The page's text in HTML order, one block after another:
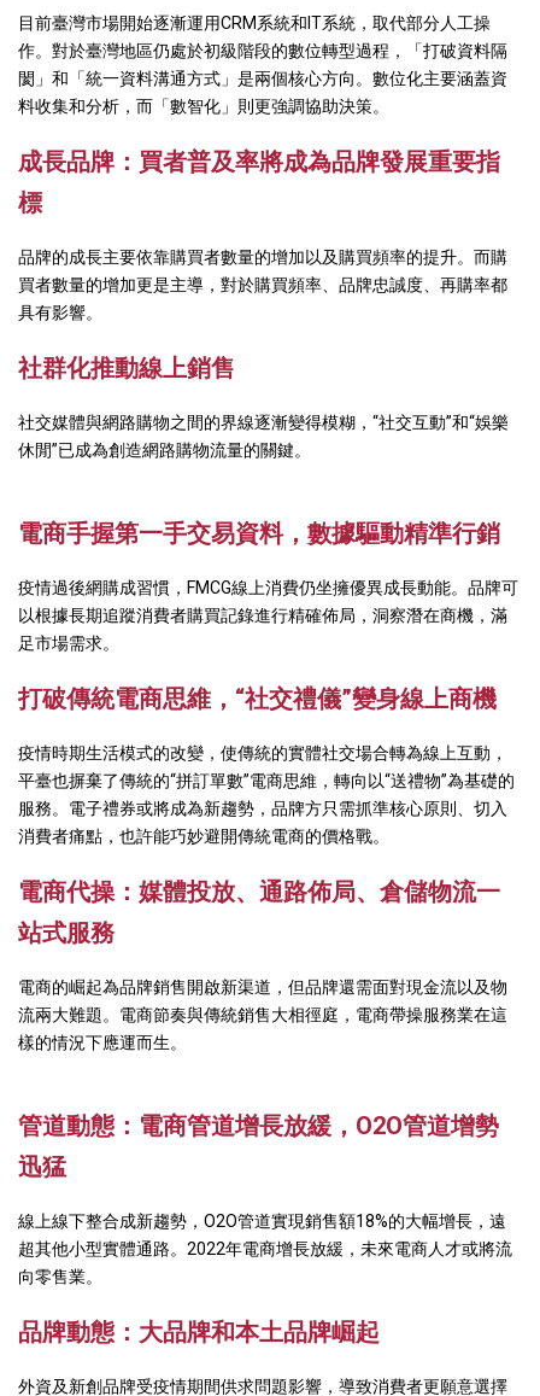
目前臺灣市場開始逐漸運用CRM系統和IT系統，取代部分人工操
作。對於臺灣地區仍處於初級階段的數位轉型過程，「打破資料隔
閡」和「統一資料溝通方式」是兩個核心方向。數位化主要涵蓋資
料收集和分析，而「數智化」則更強調協助決策。
成長品牌：買者普及率將成為品牌發展重要指
標
品牌的成長主要依靠購買者數量的增加以及購買頻率的提升。而購
買者數量的增加更是主導，對於購買頻率、品牌忠誠度、再購率都
具有影響。
社群化推動線上銷售
社交媒體與網路購物之間的界線逐漸變得模糊，“社交互動”和“娛樂
休閒”已成為創造網路購物流量的關鍵。
電商手握第一手交易資料，數據驅動精準行銷
疫情過後網購成習慣，FMCG線上消費仍坐擁優異成長動能。品牌可
以根據長期追蹤消費者購買記錄進行精確佈局，洞察潛在商機，滿
足市場需求。
打破傳統電商思維， “社交禮儀”變身線上商機
疫情時期生活模式的改變，使傳統的實體社交場合轉為線上互動，
平臺也摒棄了傳統的“拼訂單數”電商思維，轉向以“送禮物”為基礎的
服務。電子禮券或將成為新趨勢，品牌方只需抓準核心原則、切入
消費者痛點，也許能巧妙避開傳統電商的價格戰。
電商代操：媒體投放、通路佈局、倉儲物流一
站式服務
電商的崛起為品牌銷售開啟新渠道，但品牌還需面對現金流以及物
流兩大難題。電商節奏與傳統銷售大相徑庭，電商帶操服務業在這
樣的情況下應運而生。
管道動態：電商管道增長放緩， O2O管道增勢
迅猛
線上線下整合成新趨勢，O2O管道實現銷售額18%的大幅增長，遠
超其他小型實體通路。2022年電商增長放緩，未來電商人才或將流
向零售業。
品牌動態：大品牌和本土品牌崛起
外資及新創品牌受疫情期間供求問題影響，導致消費者更願意選擇